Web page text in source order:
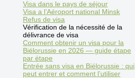
Visa dans le pays de séjour
Visa a l’Aéroport national Minsk
Refus de visa
Vérification de la nécessité de la
délivrance de visa
Comment obtenir un visa pour la
Biélorussie en 2026 — guide étape
par étape
Entrée sans visa en Biélorussie : qui
peut entrer et comment l’utiliser